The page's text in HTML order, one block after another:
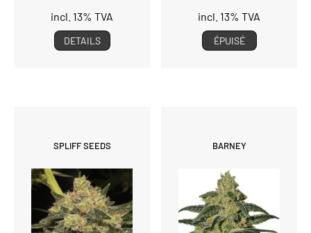
incl. 13% TVA
DETAILS
incl. 13% TVA
ÉPUISÉ
SPLIFF SEEDS BARNEY